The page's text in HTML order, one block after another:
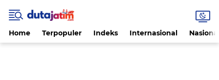
Home Terpopuler Indeks Internasional